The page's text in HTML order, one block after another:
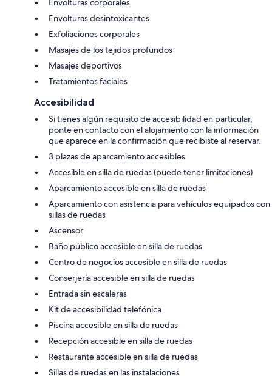
Envolturas desintoxicantes
Exfoliaciones corporales
Masajes de los tejidos profundos
Masajes deportivos
Tratamientos faciales
Accesibilidad
Si tienes algún requisito de accesibilidad en particular,
ponte en contacto con el alojamiento con la información
que aparece en la confirmación que recibiste al reservar.
3 plazas de aparcamiento accesibles
Accesible en silla de ruedas (puede tener limitaciones)
Aparcamiento accesible en silla de ruedas
Aparcamiento con asistencia para vehículos equipados con
sillas de ruedas
Ascensor
Baño público accesible en silla de ruedas
Centro de negocios accesible en silla de ruedas
Conserjería accesible en silla de ruedas
Entrada sin escaleras
Kit de accesibilidad telefónica
Piscina accesible en silla de ruedas
Recepción accesible en silla de ruedas
Restaurante accesible en silla de ruedas
Sillas de ruedas en las instalaciones